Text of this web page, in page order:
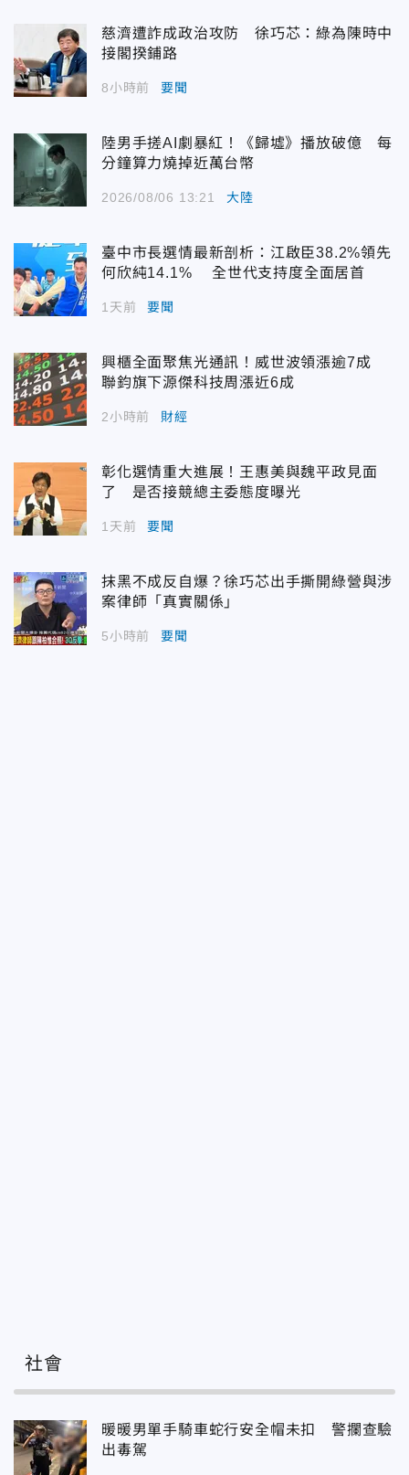
慈濟遭詐成政治攻防 徐巧芯：綠為陳時中
接閣揆鋪路
8小時前 要聞
陸男手搓AI劇暴紅！《歸墟》播放破億 每
分鐘算力燒掉近萬台幣
2026/08/06 13:21 大陸
臺中市長選情最新剖析：江啟臣38.2%領先
何欣純14.1% 全世代支持度全面居首
1天前 要聞
興櫃全面聚焦光通訊！威世波領漲逾7成
聯鈞旗下源傑科技周漲近6成
2小時前 財經
彰化選情重大進展！王惠美與魏平政見面
了 是否接競總主委態度曝光
1天前 要聞
抹黑不成反自爆？徐巧芯出手撕開綠營與涉
案律師「真實關係」
5小時前 要聞
社會
暖暖男單手騎車蛇行安全帽未扣 警攔查驗
出毒駕